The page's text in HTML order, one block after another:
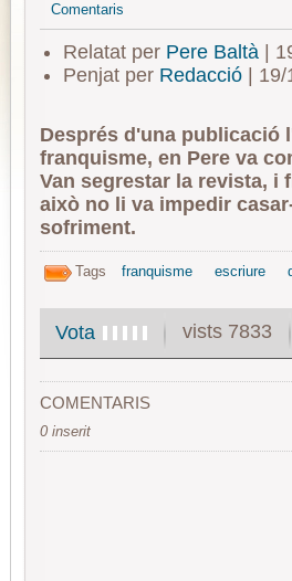
Comentaris
Relatat per Pere Baltà|
Penjat per Redacció| 19/
Després d'una publicació
franquisme, en Pere va
Van segrestar la revista, i
això no li va impedir
sofriment.
Tags franquisme escriure
Vota vists 7833
COMENTARIS
0 inserit